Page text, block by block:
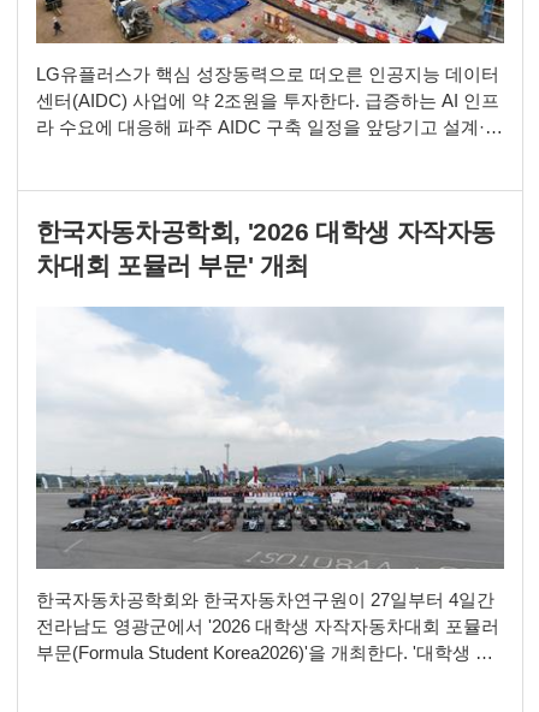
LG유플러스가 핵심 성장동력으로 떠오른 인공지능 데이터
센터(AIDC) 사업에 약 2조원을 투자한다. 급증하는 AI 인프
라 수요에 대응해 파주 AIDC 구축 일정을 앞당기고 설계·구
(CFO)는 2분기 실적발표 컨퍼런스콜에서 “올해 설비투자
(CAPEX)는 AIDC 투자 확대로 전년대
한국자동차공학회, '2026 대학생 자작자동
차대회 포뮬러 부문' 개최
한국자동차공학회와 한국자동차연구원이 27일부터 4일간
전라남도 영광군에서 '2026 대학생 자작자동차대회 포뮬러
부문(Formula Student Korea2026)'을 개최한다. '대학생 자